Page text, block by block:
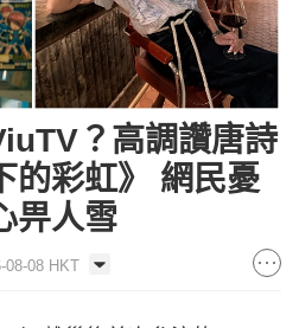
？高調讚唐詩
的彩虹》 網民憂
畀人雪
08-08 HKT